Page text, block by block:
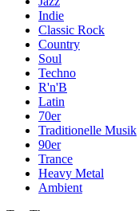
Indie
Classic Rock
Country
Soul
Techno
R'n'B
Latin
70er
Traditionelle Musik
90er
Trance
Heavy Metal
Ambient